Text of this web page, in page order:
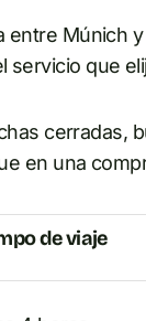
entre Múnich
servicio que
cerradas,
en una
de viaje